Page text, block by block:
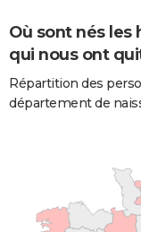
Où sont nés les
qui nous ont
Répartition des
département de